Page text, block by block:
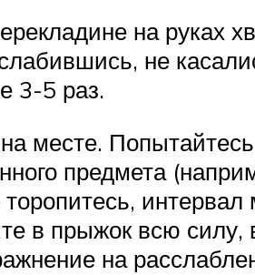
на руках
не
3-5 раз.
месте.
предмета
торопитесь,
в прыжок всю силу,
на